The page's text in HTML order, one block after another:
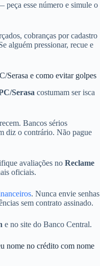
peça esse número e simule o
cobranças por cadastro
alguém pressionar, recue e
Serasa e como evitar golpes
Serasa costumam ser isca
Bancos sérios
diz o contrário. Não pague
avaliações no Reclame
oficiais.
. Nunca envie senhas
sem contrato assinado.
e no site do Banco Central.
nome no crédito com nome